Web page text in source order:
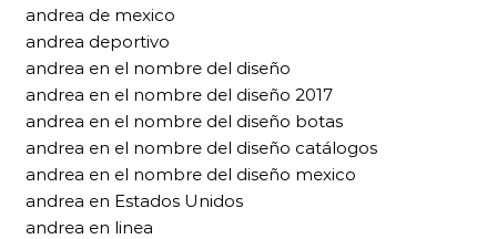
andrea de mexico
andrea deportivo
andrea en el nombre del diseño
andrea en el nombre del diseño 2017
andrea en el nombre del diseño botas
andrea en el nombre del diseño catálogos
andrea en el nombre del diseño mexico
andrea en Estados Unidos
andrea en linea